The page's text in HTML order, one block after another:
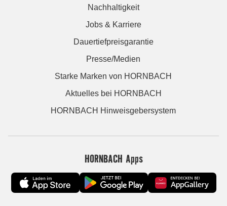
Nachhaltigkeit
Jobs & Karriere
Dauertiefpreisgarantie
Presse/Medien
Starke Marken von HORNBACH
Aktuelles bei HORNBACH
HORNBACH Hinweisgebersystem
HORNBACH Apps